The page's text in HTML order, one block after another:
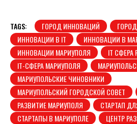
TAGS: ГОРОД ИННОВАЦИЙ
ИННОВАЦИИ В ІТ
ИННОВАЦИИ В
ИННОВАЦИИ МАРИУПОЛЯ
ІТ СФЕРА
ІТ-СФЕРА МАРИУПОЛЯ
МАРИУПОЛЬСКИЕ ЧИНОВНИКИ
МАРИУПОЛЬСКИЙ ГОРОДСКОЙ СОВЕТ
РАЗВИТИЕ МАРИУПОЛЯ
СТАРТАП
СТАРТАПЫ В МАРИУПОЛЕ
ЦЕНТР